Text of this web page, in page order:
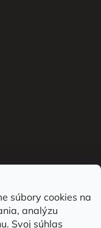
súbory cookies na
analýzu
Svoj súhlas
podľa